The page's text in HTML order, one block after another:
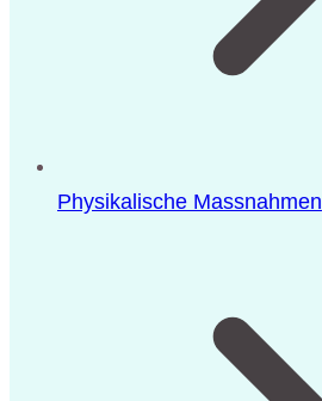
Physikalische Massnahmen